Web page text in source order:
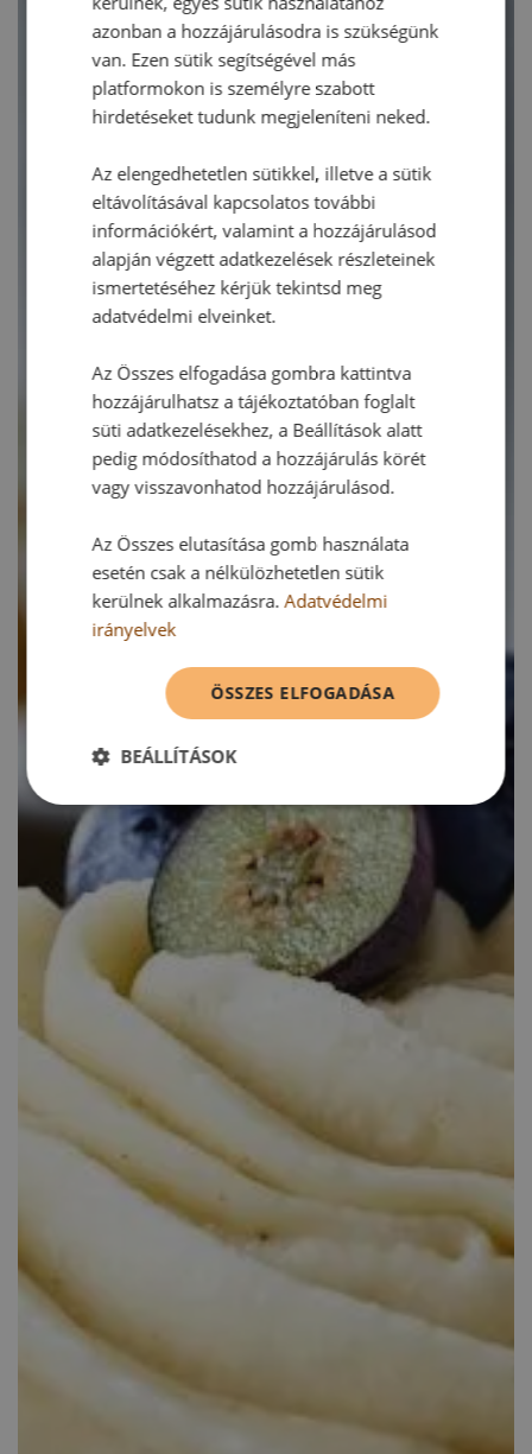
azonban a hozzájárulásodra is szükségünk
van. Ezen sütik segítségével más
platformokon is személyre szabott
hirdetéseket tudunk megjeleníteni neked.
Az elengedhetetlen sütikkel, illetve a sütik
eltávolításával kapcsolatos további
információkért, valamint a hozzájárulásod
alapján végzett adatkezelések részleteinek
ismertetéséhez kérjük tekintsd meg
adatvédelmi elveinket.
Az Összes elfogadása gombra kattintva
hozzájárulhatsz a tájékoztatóban foglalt
süti adatkezelésekhez, a Beállítások alatt
pedig módosíthatod a hozzájárulás körét
vagy visszavonhatod hozzájárulásod.
Az Összes elutasítása gomb használata
esetén csak a nélkülözhetetlen sütik
kerülnek alkalmazásra.Adatvédelmi
irányelvek
ÖSSZES ELFOGADÁSA
BEÁLLÍTÁSOK